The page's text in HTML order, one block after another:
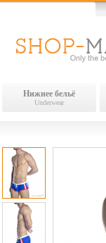
Нижнее бельё
Underwear